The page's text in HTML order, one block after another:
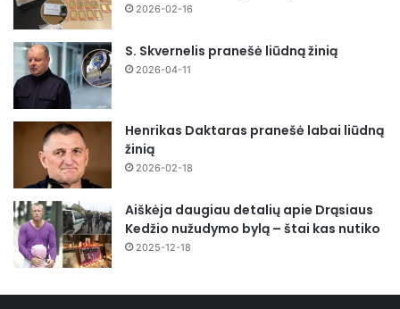
2026-02-16
S. Skvernelis pranešė liūdną žinią
2026-04-11
Henrikas Daktaras pranešė labai liūdną
žinią
2026-02-18
Aiškėja daugiau detalių apie Drąsiaus
Kedžio nužudymo bylą – štai kas nutiko
2025-12-18